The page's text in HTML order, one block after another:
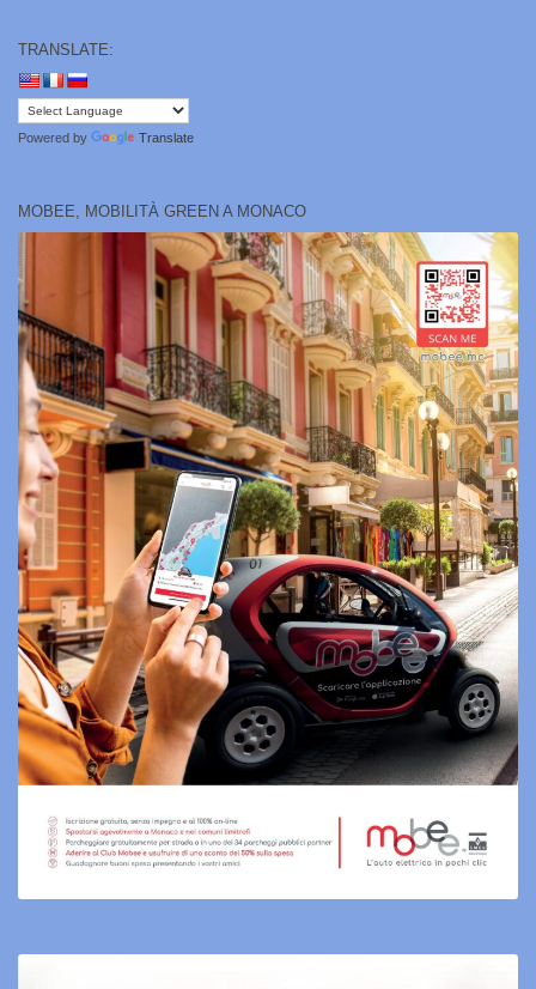
TRANSLATE:
Powered by Translate
MOBEE, MOBILITÀ GREEN A MONACO